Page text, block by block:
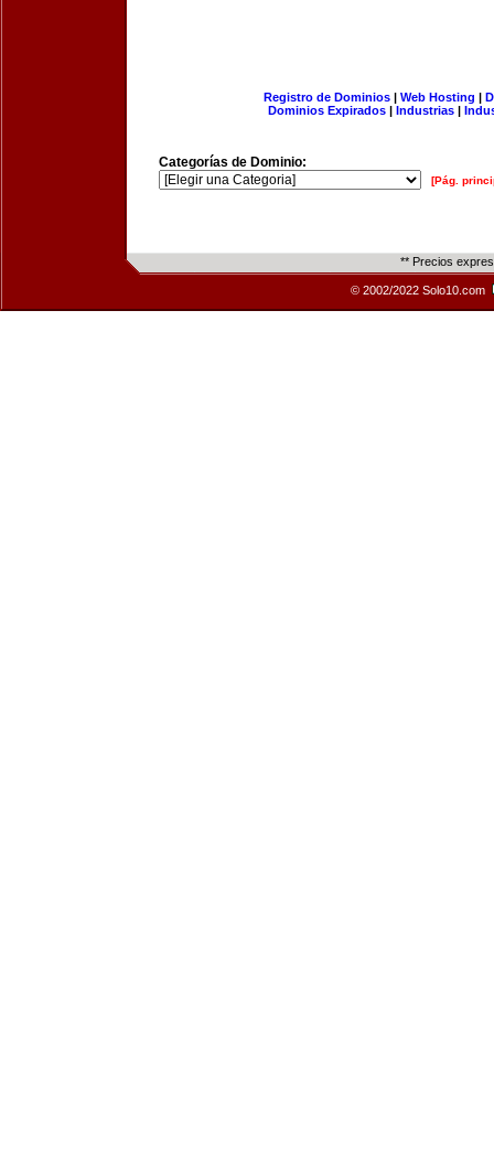
Registro de Dominios| Web Hosting |
Dominios Expirados | Industrias |
Categorías de Dominio:
[Pág.
** Precios
© 2002/2022 Solo10.com